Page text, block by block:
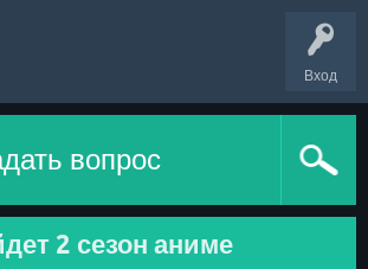
Вход
вопрос
2 сезон аниме